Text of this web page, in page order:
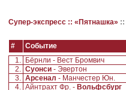
Супер-экспресс :: «Пятнашка» ::
# Событие
1.
Бёрнли - Вест Бромвич
2. Суонси - Эвертон
3. Арсенал - Манчестер Юн.
4. Айнтрахт Фр. - Вольфсбург